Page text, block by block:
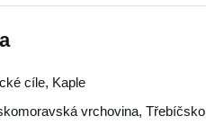
cíle, Kaple
vrchovina, Třebíčsko